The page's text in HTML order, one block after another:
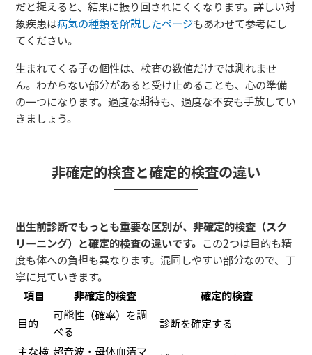
だと捉えると、結果に振り回されにくくなります。詳しい対
象疾患は病気の種類を解説したページもあわせて参考にし
てください。
生まれてくる子の個性は、検査の数値だけでは測れませ
ん。わからない部分があると受け止めることも、心の準備
の一つになります。過度な期待も、過度な不安も手放してい
きましょう。
非確定的検査と確定的検査の違い
出生前診断でもっとも重要な区別が、非確定的検査（スク
リーニング）と確定的検査の違いです。 この2つは目的も精
度も体への負担も異なります。混同しやすい部分なので、丁
寧に見ていきます。
項目
非確定的検査 確定的検査
目的
可能性（確率）を調
べる
診断を確定する
主な検 超音波・母体血清マ